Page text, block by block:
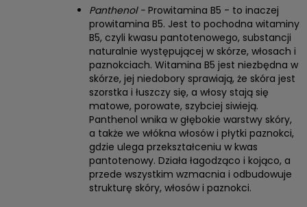
Panthenol - Prowitamina B5 - to inaczej
prowitamina B5. Jest to pochodna witaminy
B5, czyli kwasu pantotenowego, substancji
naturalnie występującej w skórze, włosach i
paznokciach. Witamina B5 jest niezbędna w
skórze, jej niedobory sprawiają, że skóra jest
szorstka i łuszczy się, a włosy stają się
matowe, porowate, szybciej siwieją.
Panthenol wnika w głębokie warstwy skóry,
a także we włókna włosów i płytki paznokci,
gdzie ulega przekształceniu w kwas
pantotenowy. Działa łagodząco i kojąco, a
przede wszystkim wzmacnia i odbudowuje
strukturę skóry, włosów i paznokci.